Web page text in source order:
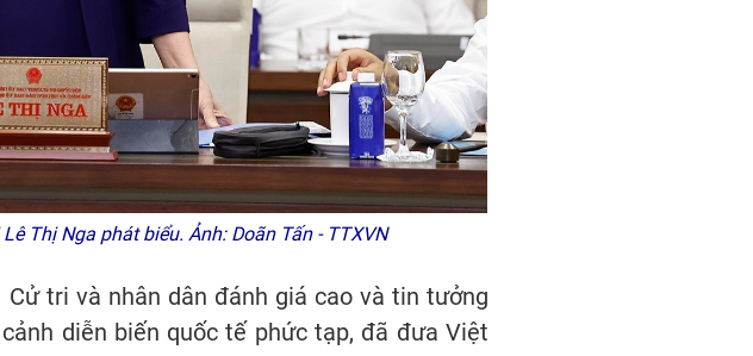
Thị Nga phát biểu. Ảnh: Doãn Tấn - TTXVN
tri và nhân dân đánh giá cao và tin tưởng
diễn biến quốc tế phức tạp, đã đưa Việt